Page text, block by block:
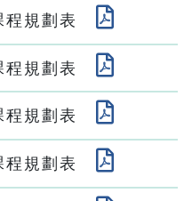
程規劃表
程規劃表
程規劃表
程規劃表